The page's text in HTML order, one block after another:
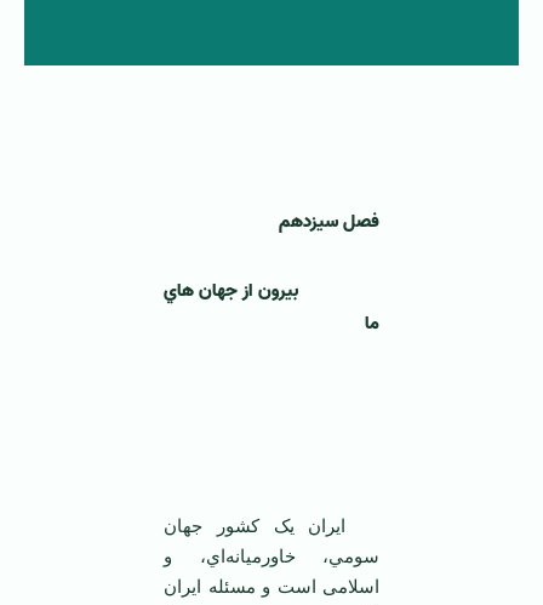
فصل سيزدهم
بيرون از جهان هاي
ما
ايران يک کشور جهان
سومي، خاورميانه‌اي، و
اسلامی است و مسئله ايران